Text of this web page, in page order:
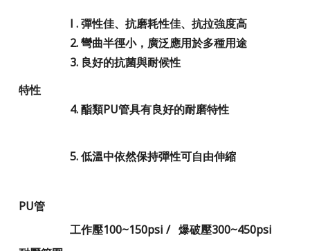
特性
l .彈性佳、抗磨耗性佳、抗拉強度高
2.彎曲半徑小，廣泛應用於多種用途
3. 良好的抗菌與耐候性
4.酯類PU管具有良好的耐磨特性
5.低溫中依然保持彈性可自由伸縮
PU管
工作壓100~150psi / 爆破壓300~450psi